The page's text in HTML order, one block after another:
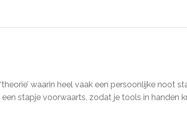
waarin heel vaak een persoonlijke noot
stapje voorwaarts, zodat je tools in handen